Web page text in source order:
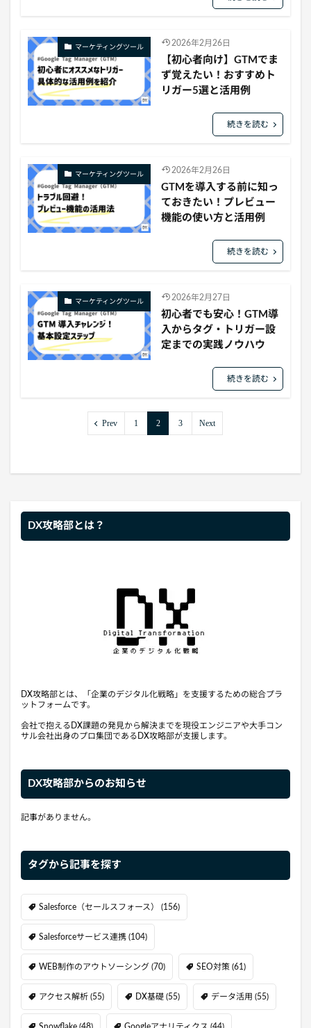
マーケティングツール 2026年2月26日
【初心者向け】GTMでま
ず覚えたい！おすすめト
リガー5選と活用例
続きを読む
マーケティングツール 2026年2月26日
GTMを導入する前に知っ
ておきたい！プレビュー
機能の使い方と活用例
続きを読む
マーケティングツール 2026年2月27日
初心者でも安心！GTM導
入からタグ・トリガー設
定までの実践ノウハウ
続きを読む
Prev 1 2 3 Next
DX攻略部とは？
DX攻略部とは、「企業のデジタル化戦略」を支援するための総合プラ
ットフォームです。
会社で抱えるDX課題の発見から解決までを現役エンジニアや大手コン
サル会社出身のプロ集団であるDX攻略部が支援します。
DX攻略部からのお知らせ
記事がありません。
タグから記事を探す
Salesforce（セールスフォース） (156)
Salesforceサービス連携 (104)
WEB制作のアウトソーシング (70) SEO対策 (61)
アクセス解析 (55) DX基礎 (55) データ活用 (55)